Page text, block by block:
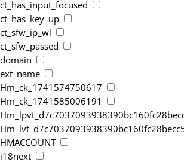
ct_has_input_focused
ct_has_key_up
ct_sfw_ip_wl
ct_sfw_passed
domain
ext_name
Hm_ck_1741574750617
Hm_ck_1741585006191
HMACCOUNT
i18next